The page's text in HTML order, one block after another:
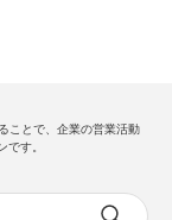
ことで、企業の営業活動
す。